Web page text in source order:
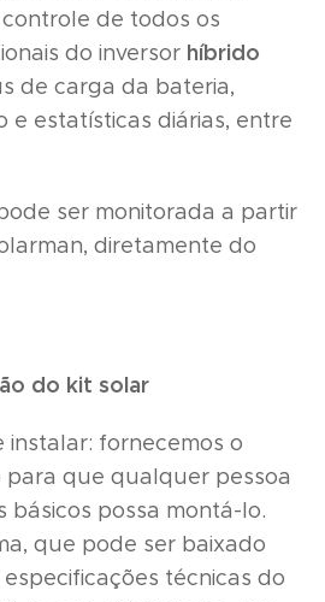
de todos os
do inversor híbrido
de carga da bateria,
e estatísticas diárias, entre
ser monitorada a partir
diretamente do
do kit solar
instalar: fornecemos o
que qualquer pessoa
básicos possa montá-lo.
que pode ser baixado
técnicas do